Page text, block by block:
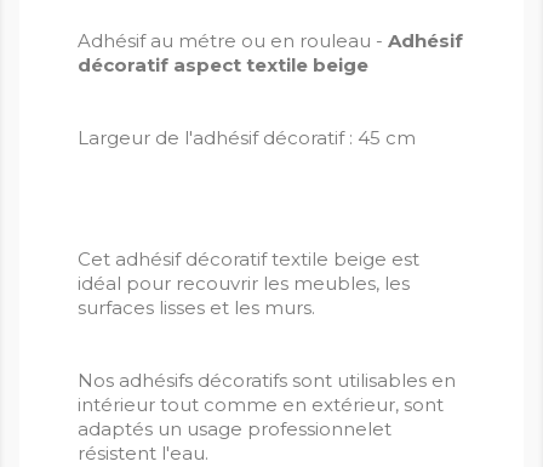
Adhésif au métre ou en rouleau - Adhésif
décoratif aspect textile beige
Largeur de l'adhésif décoratif : 45 cm
Cet adhésif décoratif textile beige est
idéal pour recouvrir les meubles, les
surfaces lisses et les murs.
Nos adhésifs décoratifs sont utilisables en
intérieur tout comme en extérieur, sont
adaptés un usage professionnelet
résistent l'eau.